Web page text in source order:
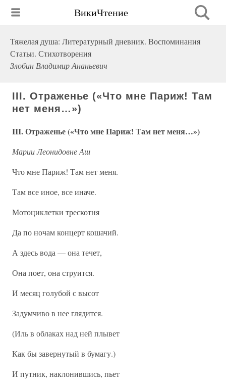
ВикиЧтение
Тяжелая душа: Литературный дневник. Воспоминания
Статьи. Стихотворения
Злобин Владимир Ананьевич
III. Отраженье («Что мне Париж! Там
нет меня…»)
III. Отраженье («Что мне Париж! Там нет меня…»)
Марии Леонидовне Аш
Что мне Париж! Там нет меня.
Там все иное, все иначе.
Мотоциклетки трескотня
Да по ночам концерт кошачий.
А здесь вода — она течет,
Она поет, она струится.
И месяц голубой с высот
Задумчиво в нее глядится.
(Иль в облаках над ней плывет
Как бы завернутый в бумагу.)
И путник, наклонившись, пьет